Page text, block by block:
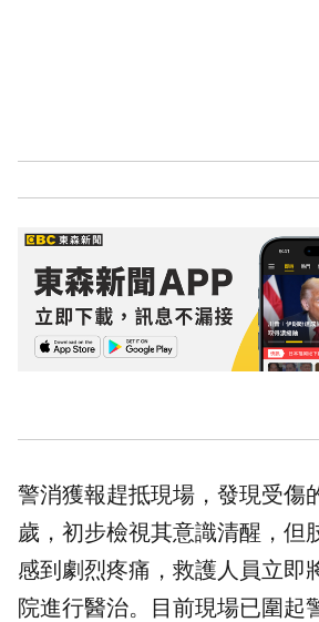
警消獲報趕抵現場，發現受傷
歲，初步檢視其意識清醒，但
感到劇烈疼痛，救護人員立即
院進行醫治。目前現場已圍起